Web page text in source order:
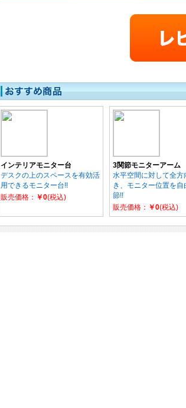
インテリアモニター台
デスクの上のスペースを有効活
用できるモニター台!!
販売価格：
￥0(税込)
3関節モニターアーム
水平空間に対して全方
き、モニター位置を自
節!!
販売価格：
￥0(税込)